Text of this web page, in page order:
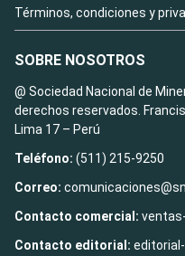
Términos, condiciones y
SOBRE NOSOTROS
@ Sociedad Nacional de
derechos reservados.
Lima 17 – Perú
Teléfono: (511) 215-9250
Correo:
Contacto comercial:
Contacto editorial: